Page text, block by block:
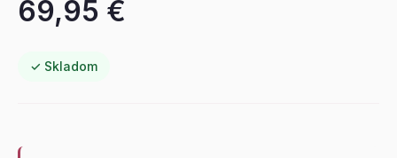
69,95 €
✓ Skladom